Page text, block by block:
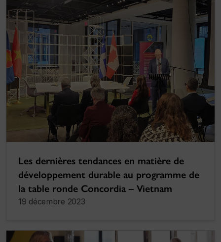
Les dernières tendances en matière de
développement durable au programme de
la table ronde Concordia – Vietnam
19 décembre 2023